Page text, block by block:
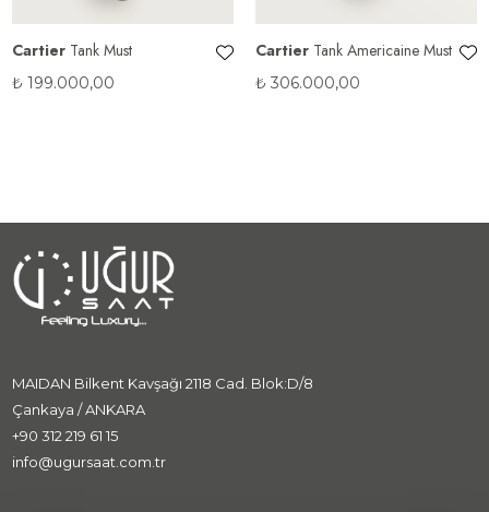
Cartier Tank Must
₺ 199.000,00
Cartier Tank Americaine Must
₺ 306.000,00
MAIDAN Bilkent Kavşağı 2118 Cad. Blok:D/8
Çankaya / ANKARA
+90 312 219 61 15
info@ugursaat.com.tr